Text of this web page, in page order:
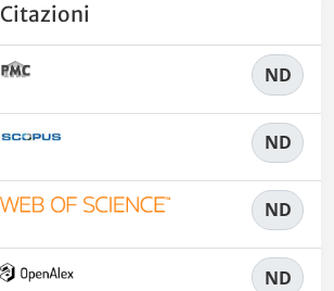
Citazioni
ND
ND
ND
ND